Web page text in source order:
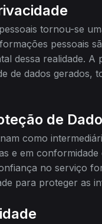
tornou-se
pessoais
dessa realidade.
de dados gerados,
de
como
e em
no serviço
para proteger as